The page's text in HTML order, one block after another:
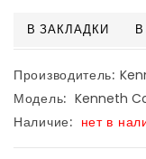
В ЗАКЛАДКИ
Производитель:
Модель: Kenneth
Наличие: нет в